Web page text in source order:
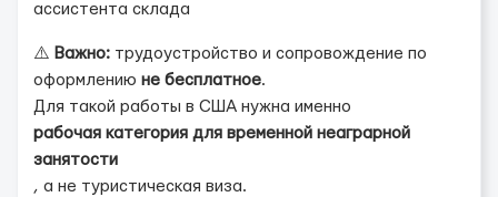
ассистента склада
⚠️ Важно: трудоустройство и сопровождение по
оформлению не бесплатное.
Для такой работы в США нужна именно
рабочая категория для временной неаграрной
занятости
, а не туристическая виза.